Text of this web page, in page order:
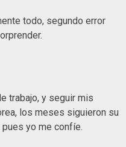
todo, segundo error
trabajo, y seguir mis
los meses siguieron su
yo me confíe.